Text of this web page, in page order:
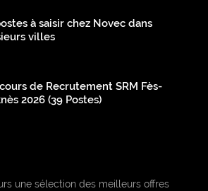
à saisir chez Novec dans
villes
de Recrutement SRM Fès-
2026 (39 Postes)
une sélection des meilleurs offres